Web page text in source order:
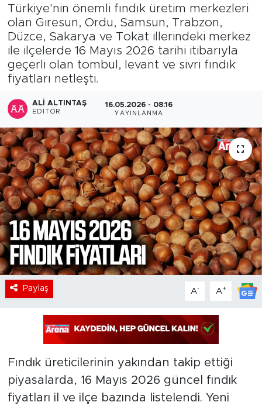
Türkiye'nin önemli fındık üretim merkezleri
olan Giresun, Ordu, Samsun, Trabzon,
Düzce, Sakarya ve Tokat illerindeki merkez
ile ilçelerde 16 Mayıs 2026 tarihi itibarıyla
geçerli olan tombul, levant ve sivri fındık
fiyatları netleşti.
ALI ALTINTAŞ
EDITÖR
16.05.2026 - 08:16
YAYINLANMA
Paylaş A- A+
Fındık üreticilerinin yakından takip ettiği
piyasalarda, 16 Mayıs 2026 güncel fındık
fiyatları il ve ilçe bazında listelendi. Yeni